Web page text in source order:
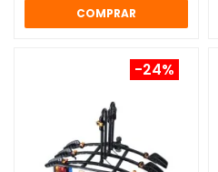
COMPRAR
-24%